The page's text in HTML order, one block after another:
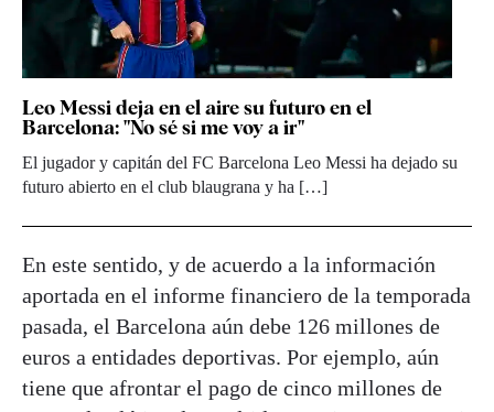
Leo Messi deja en el aire su futuro en el
Barcelona: "No sé si me voy a ir"
El jugador y capitán del FC Barcelona Leo Messi ha dejado su
futuro abierto en el club blaugrana y ha […]
En este sentido, y de acuerdo a la información
aportada en el informe financiero de la temporada
pasada, el Barcelona aún debe 126 millones de
euros a entidades deportivas. Por ejemplo, aún
tiene que afrontar el pago de cinco millones de